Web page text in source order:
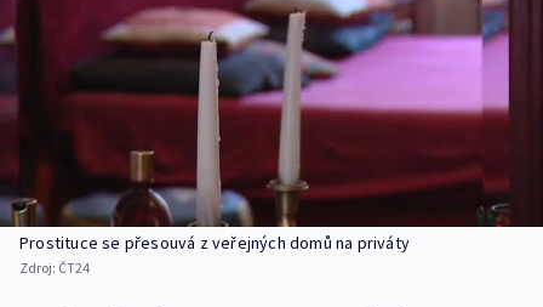
Prostituce se přesouvá z veřejných domů na priváty
Zdroj: ČT24